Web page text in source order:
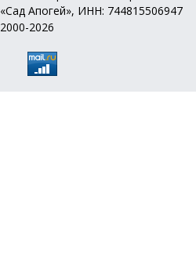
«Сад Апогей», ИНН: 744815506947
2000-2026